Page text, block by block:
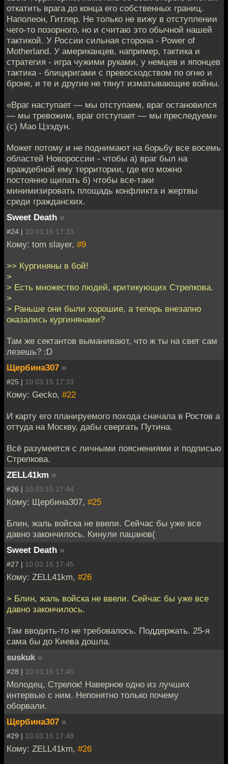
откатить врага до конца его собственных границ.
Наполеон, Гитлер. Не только не вижу в отступлении
чего-то позорного, но и считаю это обычной нашей
тактикой. У России сильная сторона - Power of
Motherland. У американцев, например, тактика и
стратегия - игра чужими руками, у немцев и японцев
тактика - блицкригами с превосходством по огню и
броне, и те и другие не тянут изматывающие войны.
«Враг наступает — мы отступаем, враг остановился
— мы тревожим, враг отступает — мы преследуем»
(с) Мао Цзэдун.
Может потому и не поднимают на борьбу все восемь
областей Новороссии - чтобы а) враг был на
враждебной ему территории, где его можно
постоянно щипать б) чтобы все-таки
минимизировать площадь конфликта и жертвы
среди гражданских.
Sweet Death »
#24 | 10.03.15 17:33
Кому: tom slayer, #9
>> Кургиняны в бой!
>
> Есть множество людей, критикующих Стрелкова.
>
> Раньше они были хорошие, а теперь внезапно
оказались кургинянами?
Там же сектантов выманивают, что ж ты на свет сам
лезешь? :D
Щербина307 »
#25 | 10.03.15 17:33
Кому: Gecko, #22
И карту его планируемого похода сначала в Ростов а
оттуда на Москву, дабы свергать Путина.
Всё разумеется с личными пояснениями и подписью
Стрелкова.
ZELL41km »
#26 | 10.03.15 17:44
Кому: Щербина307, #25
Блин, жаль войска не ввели. Сейчас бы уже все
давно закончилось. Кинули пацанов(
Sweet Death »
#27 | 10.03.15 17:45
Кому: ZELL41km, #26
> Блин, жаль войска не ввели. Сейчас бы уже все
давно закончилось.
Там вводить-то не требовалось. Поддержать. 25-я
сама бы до Киева дошла.
suskuk »
#28 | 10.03.15 17:45
Молодец, Стрелок! Наверное одно из лучших
интервью с ним. Непонятно только почему
оборвали.
Щербина307 »
#29 | 10.03.15 17:48
Кому: ZELL41km, #26